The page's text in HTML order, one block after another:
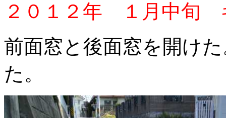
２０１２年 １月中旬
前面窓と後面窓を開け
た。